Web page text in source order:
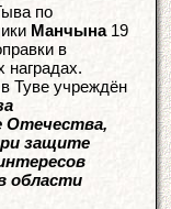
по
Манчына19
в
наградах.
Туве учреждён
Отечества,
защите
области